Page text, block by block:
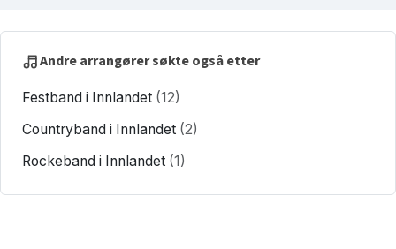
Andre arrangører søkte også etter
Festband i Innlandet (12)
Countryband i Innlandet (2)
Rockeband i Innlandet (1)